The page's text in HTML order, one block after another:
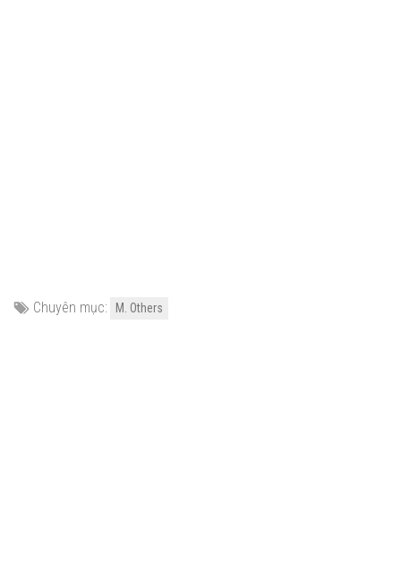
Chuyên mục: M. Others